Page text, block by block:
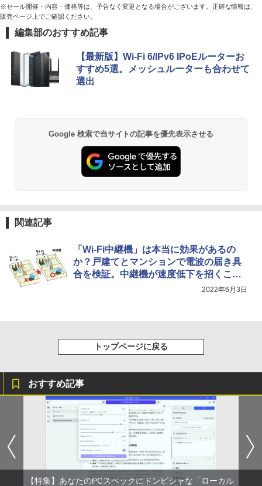
※セール開催・内容・価格等は、予告なく変更となる場合がございます。正確な情報は、
販売ページ上でご確認ください。
編集部のおすすめ記事
【最新版】Wi-Fi 6/IPv6 IPoEルーターお
すすめ5選。メッシュルーターも合わせて
選出
Google 検索で当サイトの記事を優先表示させる
関連記事
「Wi-Fi中継機」は本当に効果があるの
か？戸建てとマンションで電波の届き具
合を検証。中継機が速度低下を招くこと
2022年6月3日
トップページに戻る
おすすめ記事
【特集】あなたのPCスペックにドンピシャな「ローカル